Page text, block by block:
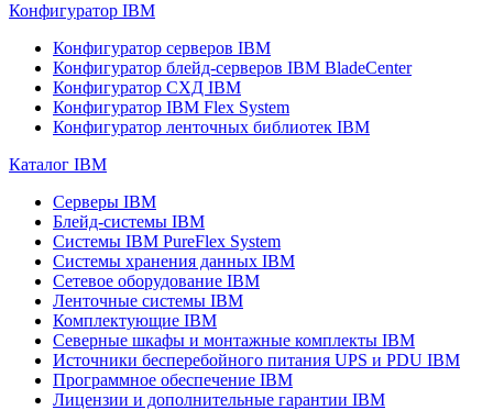
Конфигуратор IBM
Конфигуратор серверов IBM
Конфигуратор блейд-серверов IBM BladeCenter
Конфигуратор СХД IBM
Конфигуратор IBM Flex System
Конфигуратор ленточных библиотек IBM
Каталог IBM
Серверы IBM
Блейд-системы IBM
Системы IBM PureFlex System
Системы хранения данных IBM
Сетевое оборудование IBM
Ленточные системы IBM
Комплектующие IBM
Северные шкафы и монтажные комплекты IBM
Источники бесперебойного питания UPS и PDU IBM
Программное обеспечение IBM
Лицензии и дополнительные гарантии IBM